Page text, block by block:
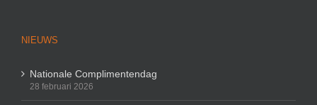
NIEUWS
Nationale Complimentendag
28 februari 2026